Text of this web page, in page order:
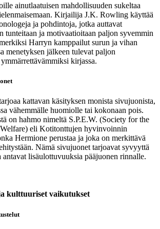
ainutlaatuisen mahdollisuuden sukeltaa
Kirjailija J.K. Rowling käyttää
ja pohdintoja, jotka auttavat
tunteitaan ja motivaatioitaan paljon syvemmin
Harryn kamppailut surun ja vihan
menetyksen jälkeen tulevat paljon
kirjassa.
kattavan käsityksen monista sivujuonista,
vähemmälle huomiolle tai kokonaan pois.
on hahmo nimeltä S.P.E.W. (Society for the
eli Kotitonttujen hyvinvoinnin
Hermione perustaa ja joka on merkittävä
Nämä sivujuonet tarjoavat syvyyttä
antavat lisäulottuvuuksia pääjuonen rinnalle.
kulttuuriset vaikutukset